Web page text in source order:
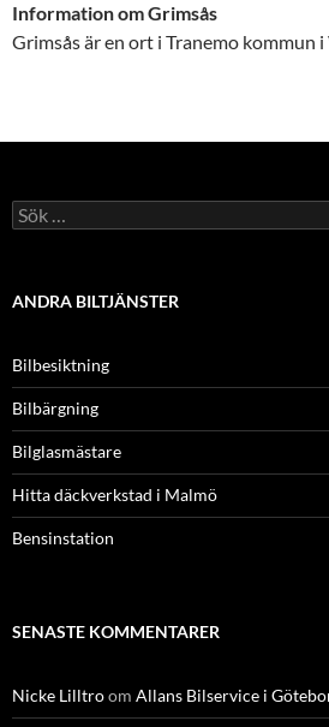
Information om Grimsås
Grimsås är en ort i Tranemo kommun
Sök
efter:
ANDRA BILTJÄNSTER
Bilbesiktning
Bilbärgning
Bilglasmästare
Hitta däckverkstad i Malmö
Bensinstation
SENASTE KOMMENTARER
Nicke Lilltroom Allans Bilservice i